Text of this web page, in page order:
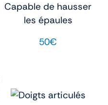
Capable de hausser
les épaules
50€